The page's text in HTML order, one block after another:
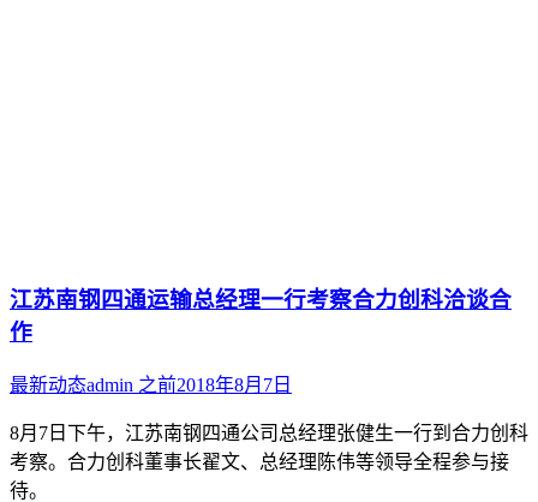
江苏南钢四通运输总经理一行考察合力创科洽谈合
作
最新动态admin 之前2018年8月7日
8月7日下午，江苏南钢四通公司总经理张健生一行到合力创科
考察。合力创科董事长翟文、总经理陈伟等领导全程参与接
待。